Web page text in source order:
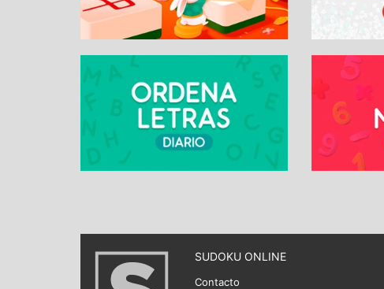
SUDOKU ONLINE
Contacto